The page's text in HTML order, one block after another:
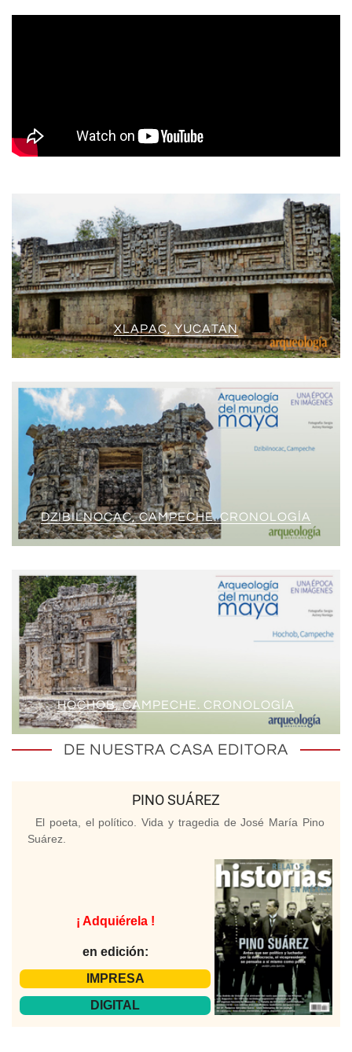
XLAPAC, YUCATÁN
DZIBILNOCAC, CAMPECHE. CRONOLOGÍA
HOCHOB, CAMPECHE. CRONOLOGÍA
DE NUESTRA CASA EDITORA
PINO SUÁREZ
El poeta, el político. Vida y tragedia de José María Pino
Suárez.
¡ Adquiérela !
en edición:
IMPRESA
DIGITAL